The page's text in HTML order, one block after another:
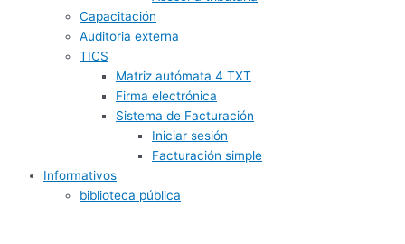
Capacitación
Auditoria externa
TICS
Matriz autómata 4 TXT
Firma electrónica
Sistema de Facturación
Iniciar sesión
Facturación simple
Informativos
biblioteca pública